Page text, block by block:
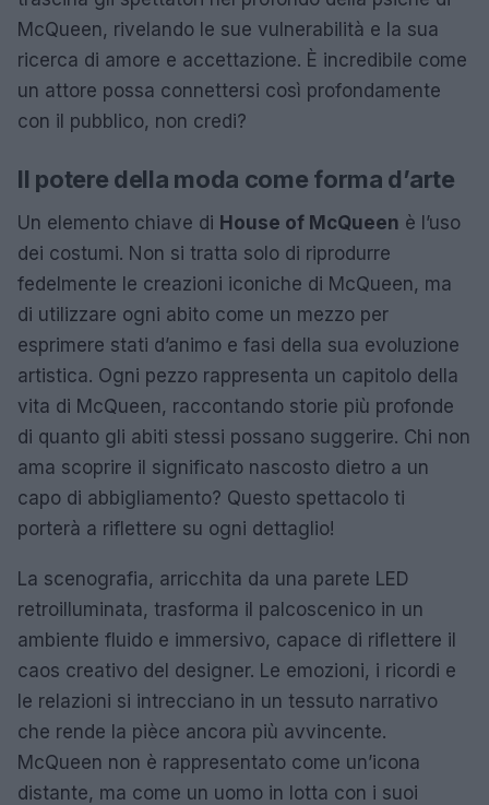
McQueen, rivelando le sue vulnerabilità e la sua
ricerca di amore e accettazione. È incredibile come
un attore possa connettersi così profondamente
con il pubblico, non credi?
Il potere della moda come forma d’arte
Un elemento chiave di House of McQueen è l’uso
dei costumi. Non si tratta solo di riprodurre
fedelmente le creazioni iconiche di McQueen, ma
di utilizzare ogni abito come un mezzo per
esprimere stati d’animo e fasi della sua evoluzione
artistica. Ogni pezzo rappresenta un capitolo della
vita di McQueen, raccontando storie più profonde
di quanto gli abiti stessi possano suggerire. Chi non
ama scoprire il significato nascosto dietro a un
capo di abbigliamento? Questo spettacolo ti
porterà a riflettere su ogni dettaglio!
La scenografia, arricchita da una parete LED
retroilluminata, trasforma il palcoscenico in un
ambiente fluido e immersivo, capace di riflettere il
caos creativo del designer. Le emozioni, i ricordi e
le relazioni si intrecciano in un tessuto narrativo
che rende la pièce ancora più avvincente.
McQueen non è rappresentato come un’icona
distante, ma come un uomo in lotta con i suoi